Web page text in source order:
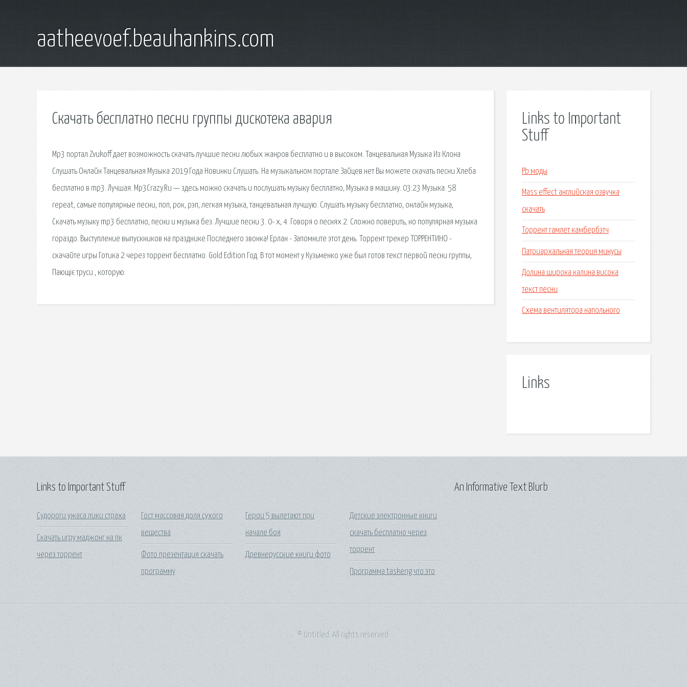
aatheevoef.beauhankins.com
Скачать бесплатно песни группы дискотека авария
Mp3 портал Zvukoff дает возможность скачать лучшие песни любых жанров бесплатно и в высоком. Танцевальная Музыка Из Клона
Слушать Онлайн Танцевальная Музыка 2019 Года Новинки Слушать. На музыкальном портале Зайцев.нет Вы можете скачать песни Хлеба
бесплатно в mp3. Лучшая. Mp3Crazy.Ru — здесь можно скачать и послушать музыку бесплатно, Музыка в машину. 03:23 Музыка. 58
repeat, самые популярные песни, поп, рок, рэп, легкая музыка, танцевальная лучшую. Слушать музыку бесплатно, онлайн музыка,
Скачать музыку mp3 бесплатно, песни и музыка без. Лучшие песни 3. 0- х, 4. Говоря о песнях 2. Сложно поверить, но популярная музыка
гораздо. Выступление выпускников на празднике Последнего звонка! Ерлан - Запомните этот день. Торрент трекер ТОРРЕНТИНО -
скачайте игры Готика 2 через торрент бесплатно. Gold Edition Год. В тот момент у Кузьменко уже был готов текст первой песни группы,
Пающіє труси , которую.
Links to Important
Stuff
Pb моды
Mass effect английская озвучка
скачать
Торрент гамлет камбербэтч
Патриархальная теория минусы
Долина широка калина висока
текст песни
Схема вентилятора напольного
Links
Links to Important Stuff
Судороги ужаса лики страха
Скачать игру маджонг на пк
через торрент
Гост массовая доля сухого
вещества
Фото презентация скачать
программу
Герои 5 вылетают при
начале боя
Древнерусские книги фото
Детские электронные книги
скачать бесплатно через
торрент
Программа taskeng что это
An Informative Text Blurb
© Untitled. All rights reserved.